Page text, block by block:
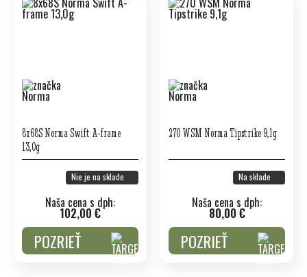
8x68S Norma Swift A-frame
13,0g
Nie je na sklade
Naša cena s dph:
102,00 €
POZRIEŤ
270 WSM Norma Tipstrike 9,1g
Na sklade
Naša cena s dph:
80,00 €
POZRIEŤ